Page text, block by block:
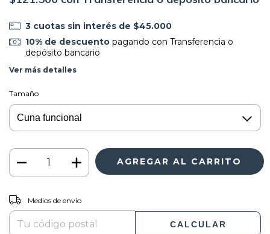
3 cuotas sin interés de $45.000
10% de descuentopagando con Transferencia o
depósito bancario
Ver más detalles
Tamaño
Entregas para el CP:
Medios de envío
CALCULAR